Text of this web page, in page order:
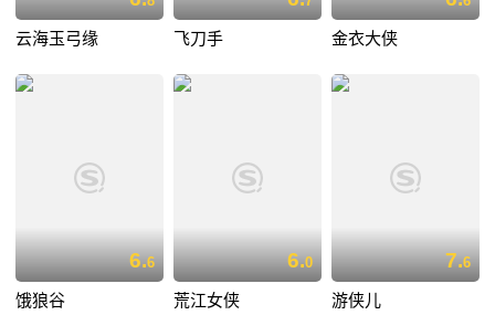
云海玉弓缘 飞刀手 金衣大侠
6.6
饿狼谷
6.0
荒江女侠
7.6
游侠儿